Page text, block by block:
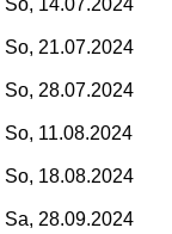
So, 14.07.2024
So, 21.07.2024
So, 28.07.2024
So, 11.08.2024
So, 18.08.2024
Sa, 28.09.2024